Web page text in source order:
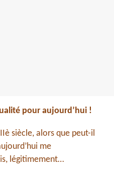
pour aujourd’hui !
siècle, alors que peut-il
me
légitimement…